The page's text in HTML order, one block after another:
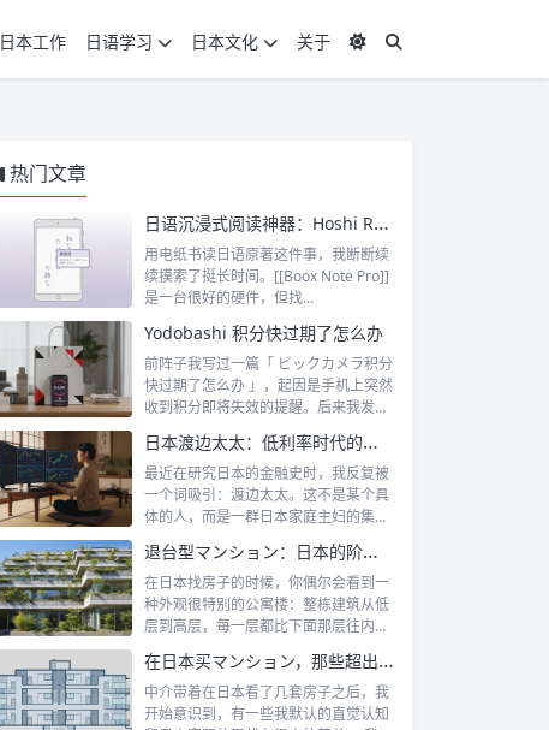
日本工作 日语学习 日本文化 关于
热门文章
日语沉浸式阅读神器：Hoshi Reader Android 与 Chimahon
用电纸书读日语原著这件事，我断断续
续摸索了挺长时间。[[Boox Note Pro]]
是一台很好的硬件，但找...
Yodobashi 积分快过期了怎么办
前阵子我写过一篇「 ビックカメラ积分
快过期了怎么办 」，起因是手机上突然
收到积分即将失效的提醒。后来我发
日本渡边太太：低利率时代的散户传奇
最近在研究日本的金融史时，我反复被
一个词吸引：渡边太太。这不是某个具
体的人，而是一群日本家庭主妇的集体
退台型マンション：日本的阶梯式露台公寓是什么
在日本找房子的时候，你偶尔会看到一
种外观很特别的公寓楼：整栋建筑从低
层到高层，每一层都比下面那层往内缩
在日本买マンション，那些超出认知的所有权规则
中介带着在日本看了几套房子之后，我
开始意识到，有一些我默认的直觉认知